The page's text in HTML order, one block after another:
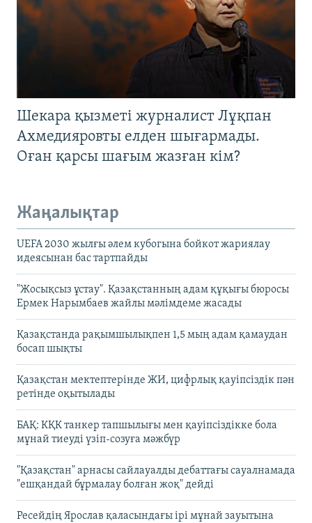
Шекара қызметі журналист Лұқпан
Ахмедияровты елден шығармады.
Оған қарсы шағым жазған кім?
Жаңалықтар
UEFA 2030 жылғы әлем кубогына бойкот жариялау
идеясынан бас тартпайды
"Жосықсыз ұстау". Қазақстанның адам құқығы бюросы
Ермек Нарымбаев жайлы мәлімдеме жасады
Қазақстанда рақымшылықпен 1,5 мың адам қамаудан
босап шықты
Қазақстан мектептерінде ЖИ, цифрлық қауіпсіздік пән
ретінде оқытылады
БАҚ: КҚК танкер тапшылығы мен қауіпсіздікке бола
мұнай тиеуді үзіп-созуға мәжбүр
"Қазақстан" арнасы сайлауалды дебаттағы сауалнамада
"ешқандай бұрмалау болған жоқ" дейді
Ресейдің Ярослав қаласындағы ірі мұнай зауытына